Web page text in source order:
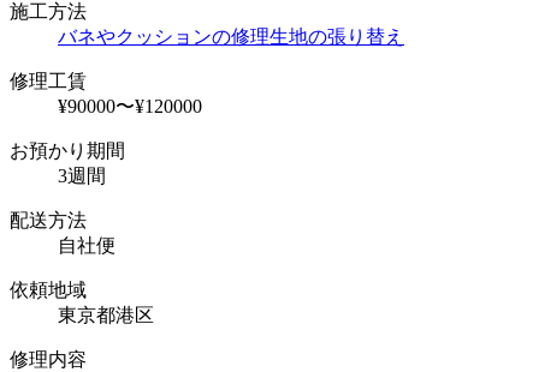
施工方法
バネやクッションの修理生地の張り替え
修理工賃
¥90000〜¥120000
お預かり期間
3週間
配送方法
自社便
依頼地域
東京都港区
修理内容